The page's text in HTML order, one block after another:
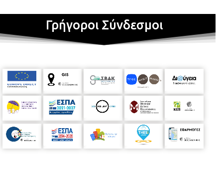
Γρήγοροι Σύνδεσμοι